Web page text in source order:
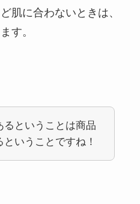
肌に合わないときは、
す。
るということは商品
いうことですね！